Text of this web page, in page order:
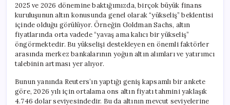
2025 ve 2026 dönemine baktığımızda, birçok büyük finans
kuruluşunun altın konusunda genel olarak “yükseliş” beklentisi
içinde olduğu görülüyor. Örneğin Goldman Sachs, altın
fiyatlarında orta vadede “yavaş ama kalıcı bir yükseliş”
öngörmektedir. Bu yükselişi destekleyen en önemli faktörler
arasında merkez bankalarının yoğun altın alımları ve yatırımcı
talebinin artması yer alıyor.
Bunun yanında Reuters’ın yaptığı geniş kapsamlı bir ankete
göre, 2026 yılı için ortalama ons altın fiyatı tahmini yaklaşık
4.746 dolar seviyesindedir. Bu da altının mevcut seviyelerine